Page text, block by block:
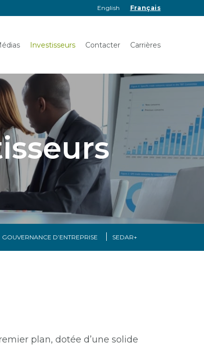
English Français
Investisseurs Contacter Carrières
GOUVERNANCE D’ENTREPRISE SEDAR+
plan, dotée d’une solide